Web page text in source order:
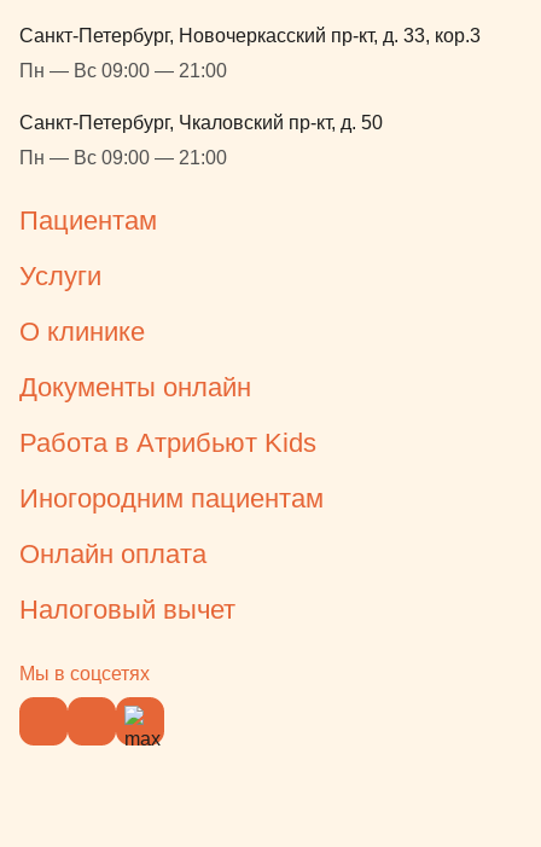
Санкт-Петербург, Новочеркасский пр-кт, д. 33, кор.3
Пн — Вс 09:00 — 21:00
Санкт-Петербург, Чкаловский пр-кт, д. 50
Пн — Вс 09:00 — 21:00
Пациентам
Услуги
О клинике
Документы онлайн
Работа в Атрибьют Kids
Иногородним пациентам
Онлайн оплата
Налоговый вычет
Мы в соцсетях